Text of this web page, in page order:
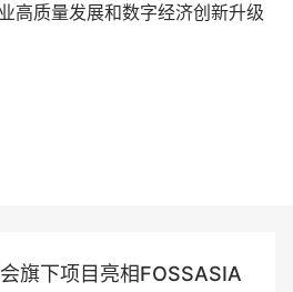
高质量发展和数字经济创新升级
旗下项目亮相FOSSASIA